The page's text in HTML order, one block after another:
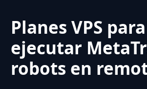
Planes VPS para
ejecutar
robots en